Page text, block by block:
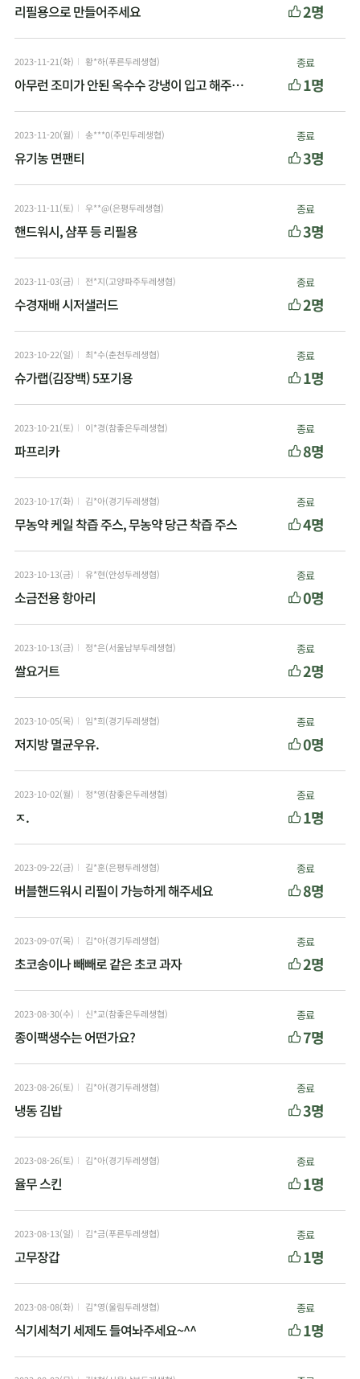
리필용으로 만들어주세요 2명
2023-11-21(화) 황*하(푸른두레생협)
아무런 조미가 안된 옥수수 강냉이 입고 해주세요.
종료
1명
2023-11-20(월) 송***0(주민두레생협)
유기농 면팬티
종료
3명
2023-11-11(토) 우**@(은평두레생협)
핸드워시, 샴푸 등 리필용
종료
3명
2023-11-03(금) 전*지(고양파주두레생협)
수경재배 시저샐러드
종료
2명
2023-10-22(일) 최*수(춘천두레생협)
슈가랩(김장백) 5포기용
종료
1명
2023-10-21(토) 이*경(참좋은두레생협)
파프리카
종료
8명
2023-10-17(화) 김*아(경기두레생협)
무농약 케일 착즙 주스, 무농약 당근 착즙 주스
종료
4명
2023-10-13(금) 유*현(안성두레생협)
소금전용 항아리
종료
0명
2023-10-13(금) 정*은(서울남부두레생협)
쌀요거트
종료
2명
2023-10-05(목) 임*희(경기두레생협)
저지방 멸균우유.
종료
0명
2023-10-02(월) 정*영(참좋은두레생협)
ㅈ.
종료
1명
2023-09-22(금) 길*훈(은평두레생협)
버블핸드워시 리필이 가능하게 해주세요
종료
8명
2023-09-07(목) 김*아(경기두레생협)
초코송이나 빼빼로 같은 초코 과자
종료
2명
2023-08-30(수) 신*교(참좋은두레생협)
종이팩생수는 어떤가요?
종료
7명
2023-08-26(토) 김*아(경기두레생협)
냉동 김밥
종료
3명
2023-08-26(토) 김*아(경기두레생협)
율무 스킨
종료
1명
2023-08-13(일) 김*금(푸른두레생협)
고무장갑
종료
1명
2023-08-08(화) 김*영(울림두레생협)
식기세척기 세제도 들여놔주세요~^^
종료
1명